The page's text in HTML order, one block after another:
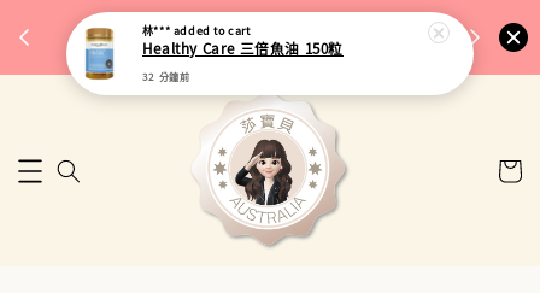
🎉 77購物節｜保健品滿額最低 91 折
來去逛逛
🚚 台
林*** added to cart
Healthy Care 三倍魚油 150粒
32 分鐘前